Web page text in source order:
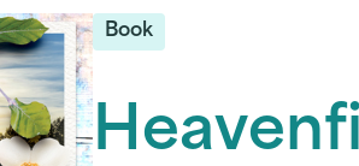
Book